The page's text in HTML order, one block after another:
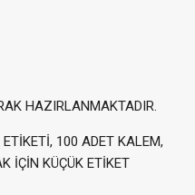
HAZIRLANMAKTADIR.
100 ADET KALEM,
İÇİN KÜÇÜK ETİKET